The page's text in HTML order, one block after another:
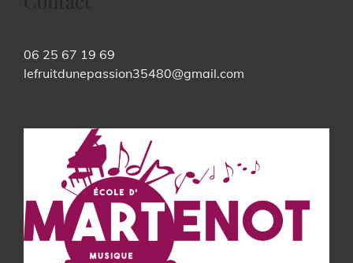
06 25 67 19 69
lefruitdunepassion35480@gmail.com